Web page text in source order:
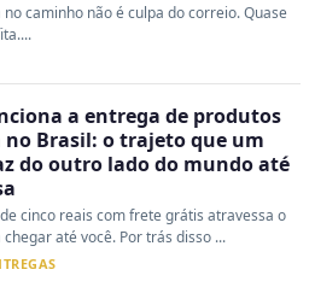
caminho não é culpa do correio. Quase
a entrega de produtos
no Brasil: o trajeto que um
do outro lado do mundo até
cinco reais com frete grátis atravessa o
até você. Por trás disso ...